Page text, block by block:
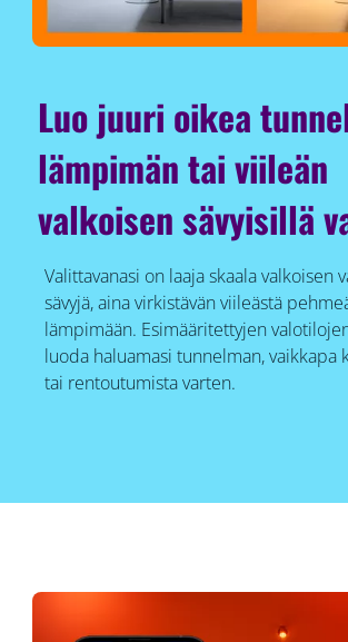
Luo juuri oikea
lämpimän tai viileän
valkoisen sävyisillä
Valittavanasi on laaja skaala valkoisen
sävyjä, aina virkistävän viileästä
lämpimään. Esimääritettyjen
luoda haluamasi tunnelman, vaikkapa
tai rentoutumista varten.